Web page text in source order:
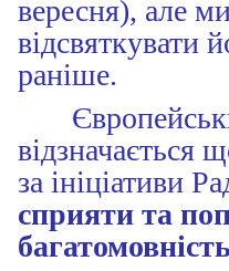
вересня), але
відсвяткувати
раніше.
відзначається
за ініціативи
сприяти та